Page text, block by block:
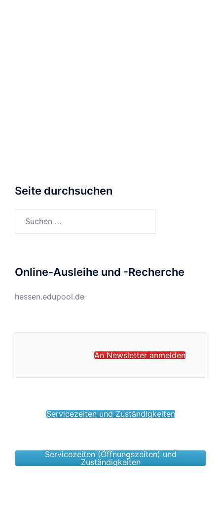
Seite durchsuchen
nach:
Online-Ausleihe und -Recherche
hessen.edupool.de
An Newsletter anmelden
Servicezeiten und Zuständigkeiten
Servicezeiten (Öffnungszeiten) und
Zuständigkeiten